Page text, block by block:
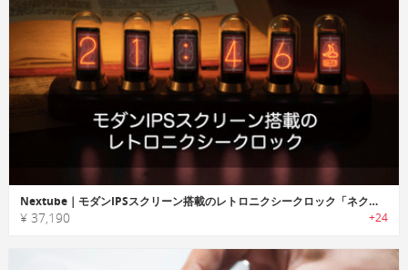
Nextube｜モダンIPSスクリーン搭載のレトロニクシークロック「ネクスチューブ」
¥ 37,190 +24